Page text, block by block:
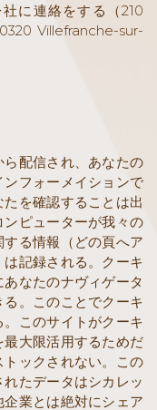
に連絡をする（210
Villefranche-sur-
配信され、あなたの
フォーメイションで
を確認することは出
ピューターが我々の
る情報（どの頁へア
記録される。クーキ
なたのナヴィゲータ
。このことでクーキ
このサイトがクーキ
大限活用するためだ
ックされない。この
たデータはシカレッ
業とは絶対にシェア